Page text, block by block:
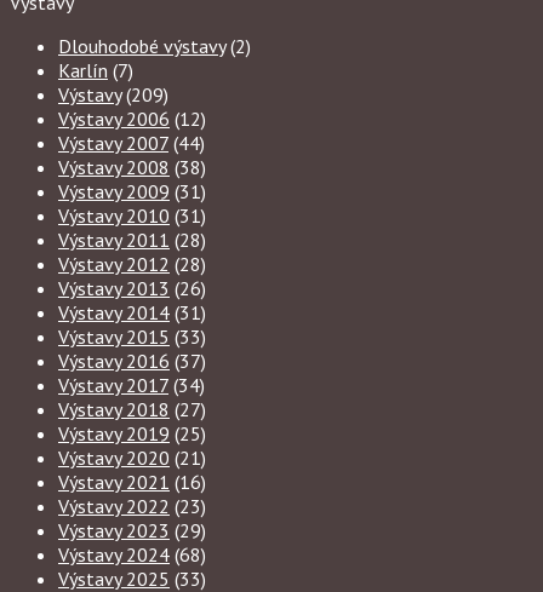
Dlouhodobé výstavy(2)
Karlín (7)
Výstavy(209)
Výstavy 2006 (12)
Výstavy 2007 (44)
Výstavy 2008 (38)
Výstavy 2009 (31)
Výstavy 2010 (31)
Výstavy 2011 (28)
Výstavy 2012 (28)
Výstavy 2013 (26)
Výstavy 2014 (31)
Výstavy 2015 (33)
Výstavy 2016 (37)
Výstavy 2017 (34)
Výstavy 2018 (27)
Výstavy 2019 (25)
Výstavy 2020 (21)
Výstavy 2021 (16)
Výstavy 2022 (23)
Výstavy 2023 (29)
Výstavy 2024 (68)
Výstavy 2025 (33)